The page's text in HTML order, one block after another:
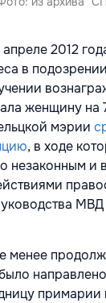
2012
в
женщину на
мэрии
, в ходе
незаконным и
менее